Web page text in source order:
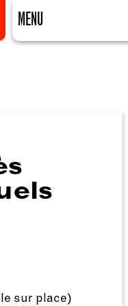
MENU
sur place)